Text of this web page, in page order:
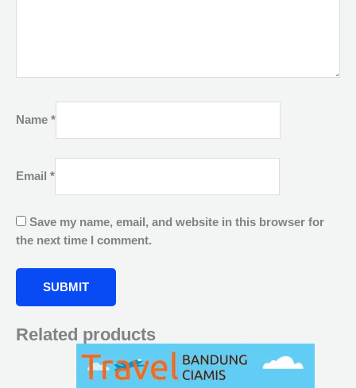
Name *
Email *
Save my name, email, and website in this browser for
the next time I comment.
Related products